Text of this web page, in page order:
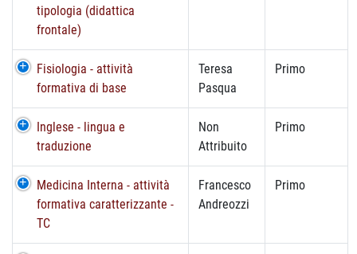
tipologia (didattica
frontale)
Fisiologia - attività
formativa di base
Teresa
Pasqua
Primo
Inglese - lingua e
traduzione
Non
Attribuito
Primo
Medicina Interna - attività
formativa caratterizzante -
TC
Francesco
Andreozzi
Primo